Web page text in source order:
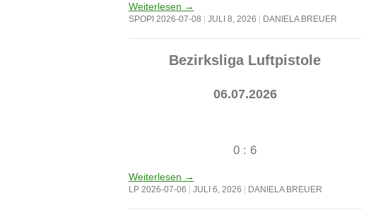
Weiterlesen →
SPOPI 2026-07-08 JULI 8, 2026 DANIELA BREUER
Bezirksliga Luftpistole
06.07.2026
0 : 6
Weiterlesen →
LP 2026-07-06 JULI 6, 2026 DANIELA BREUER